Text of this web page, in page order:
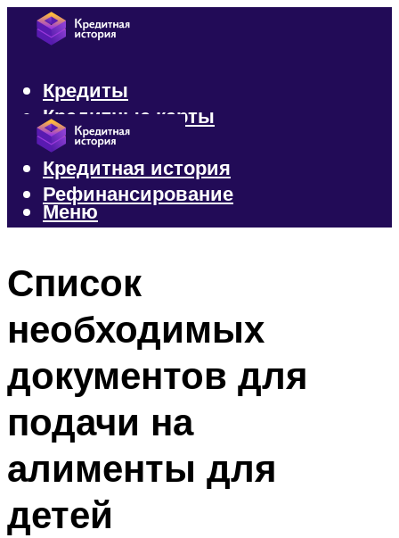
Кредиты
Кредитные карты
Микрозаймы
Кредитная история
Рефинансирование
Меню
Список
необходимых
документов для
подачи на
алименты для
детей